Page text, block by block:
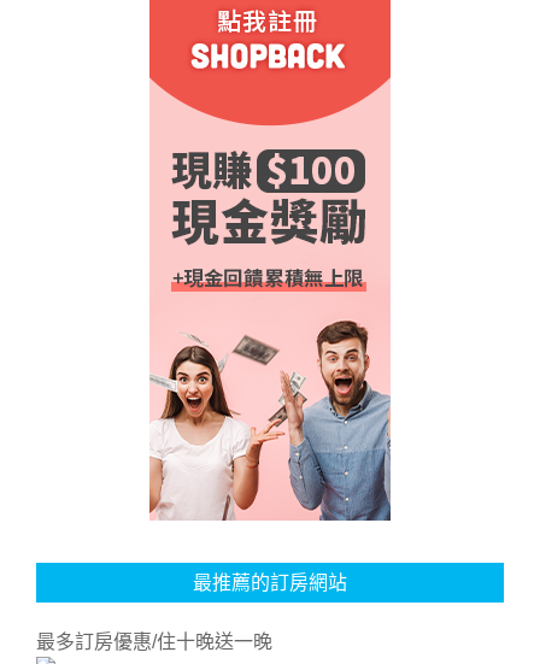
最推薦的訂房網站
最多訂房優惠/住十晚送一晚